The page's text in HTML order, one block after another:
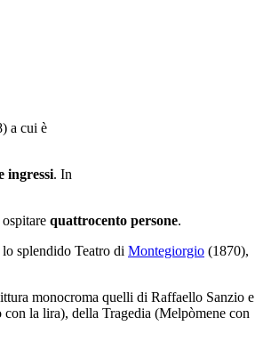
a cui è
ingressi. In
quattrocento persone.
splendido Teatro di Montegiorgio (1870),
monocroma quelli di Raffaello Sanzio e
la lira), della Tragedia (Melpòmene con